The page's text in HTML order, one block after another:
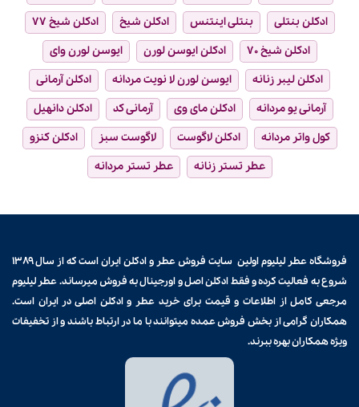
ادکلن بنتلی
بنتلی اینتنس ادکلن شیخ
ادکلن شیخ ۷۷
ادکلن شیخ ۷۰
ادکلن ایوسن لورن
ایوسن لورن وای
ادکلن لیبر زنانه
ایوسن لورن لا نویت مردانه
ادکلن آرمانی
آرمانی یو مردانه
ادکلن مای وی آرمانی کد
ادکلن دانهیل
کول واتر مردانه
ادکلن لاگوست لاگوست سبز
ادکلن کنزو
عطر تستر زنانه
عطر تستر مردانه
فروشگاه عطر لیلیوم اولین سایت فروشعطر و ادکلن
ایران است که از سال ۱۳۸۹
شروع به فعالیت کرده و فقط ادکلن اصل و اورجینال به فروش میرساند. عطر لیلیوم
مرجعی کامل از اطلاعات و قیمت برایخرید عطر و ادکلن اصلی در ایران است.
همکاران گرامی از بخش فروش عمده میتوانند با ما در ارتباط باشند و از تخفیفات
ویژه همکاران بهره ببرند.